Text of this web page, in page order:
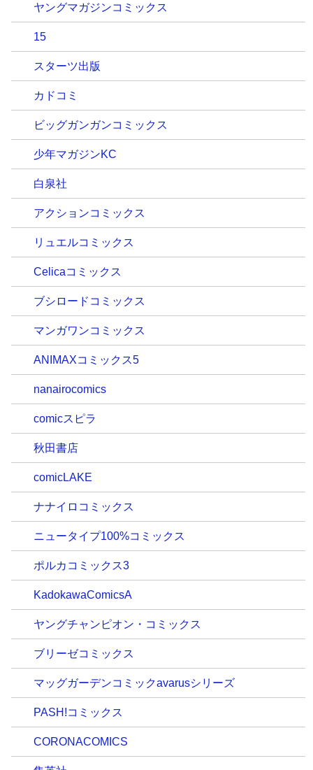
ヤングマガジンコミックス
15
スターツ出版
カドコミ
ビッグガンガンコミックス
少年マガジンKC
白泉社
アクションコミックス
リュエルコミックス
Celicaコミックス
ブシロードコミックス
マンガワンコミックス
ANIMAXコミックス5
nanairocomics
comicスピラ
秋田書店
comicLAKE
ナナイロコミックス
ニュータイプ100%コミックス
ポルカコミックス3
KadokawaComicsA
ヤングチャンピオン・コミックス
ブリーゼコミックス
マッグガーデンコミックavarusシリーズ
PASH!コミックス
CORONACOMICS